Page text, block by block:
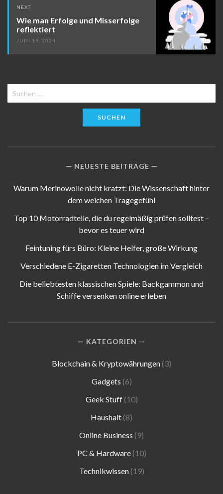
NEXT
Wie man Erfolge und Misserfolge
reflektiert
JUNI 19, 2024
Suchen
nach:
NEUESTE BEITRÄGE
Warum Merinowolle nicht kratzt: Die Wissenschaft hinter
dem weichen Tragegefühl
Top 10 Motorradteile, die du regelmäßig prüfen solltest –
bevor es teuer wird
Feintuning fürs Büro: Kleine Helfer, große Wirkung
Verschiedene E-Zigaretten Technologien im Vergleich
Die beliebtesten klassischen Spiele: Backgammon und
Schiffe versenken online erleben
KATEGORIEN
Blockchain & Kryptowährungen (3)
Gadgets (6)
Geek Stuff(10)
Haushalt (8)
Online Business (9)
PC & Hardware(10)
Technikwissen(19)